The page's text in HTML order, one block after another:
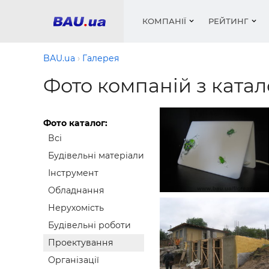
КОМПАНІЇ
Фарби,
РЕЙТИНГ
Медіа
Меблі
Вікна і
Сипучі
цемент
Фарби,
BAU.ua Галерея
Фото компаній з
Фото каталог:
Всі
Будівельні матеріали
Інструмент
Обладнання
Нерухомість
Будівельні роботи
Проектування
Організації